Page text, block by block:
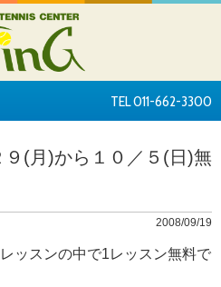
TEL 011-662-3300
(月)から１０／５(日)無
2008/09/19
ッスンの中で1レッスン無料で